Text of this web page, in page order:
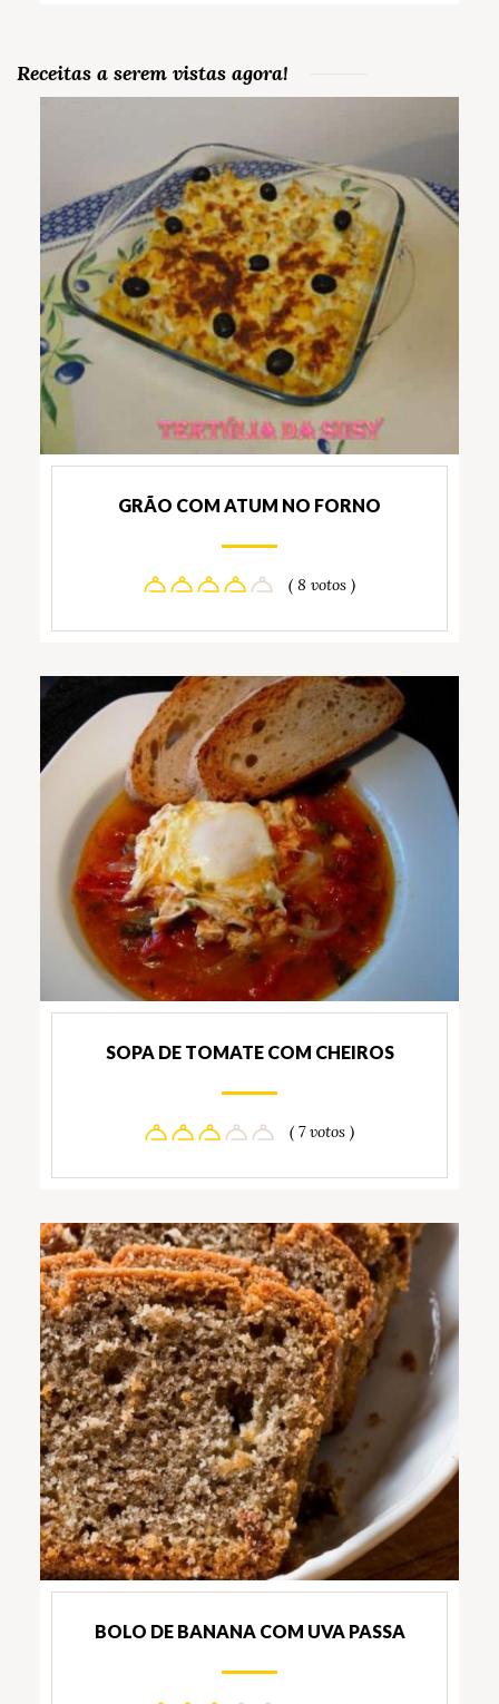
Receitas a serem vistas agora!
GRÃO COM ATUM NO FORNO
( 8 votos )
SOPA DE TOMATE COM CHEIROS
( 7 votos )
BOLO DE BANANA COM UVA PASSA